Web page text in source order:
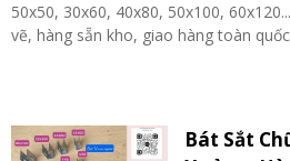
50x50, 30x60, 40x80, 50x100,
vẽ, hàng sẵn kho, giao hàng toàn
Bát Sắt